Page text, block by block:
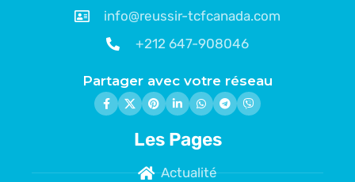
info@reussir-tcfcanada.com
+212 647-908046
Partager avec votre réseau
Les Pages
Actualité